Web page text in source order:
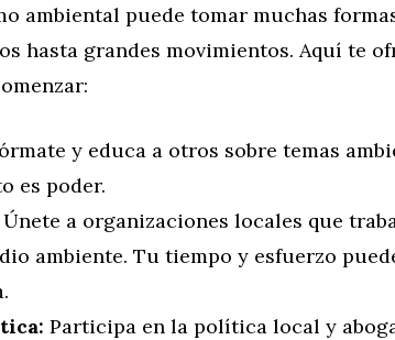
ambiental puede tomar muchas
hasta grandes movimientos. Aquí te
y educa a otros sobre temas
es poder.
Únete a organizaciones locales que
ambiente. Tu tiempo y esfuerzo
Participa en la política local y